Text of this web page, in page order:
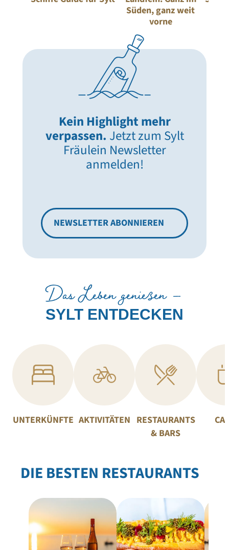
Süden, ganz weit
vorne
Kein Highlight mehr
verpassen. Jetzt zum Sylt
Fräulein Newsletter
anmelden!
NEWSLETTER ABONNIEREN
Das Leben genießen –
SYLT ENTDECKEN
UNTERKÜNFTE AKTIVITÄTEN RESTAURANTS
& BARS
DIE BESTEN RESTAURANTS